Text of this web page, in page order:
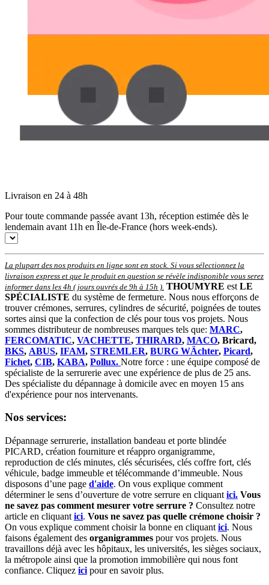
Livraison en 24 à 48h
Pour toute commande passée avant 13h, réception estimée dès le
lendemain avant 11h en Île-de-France (hors week-ends).
La plupart des nos produits en ligne sont en stock. Si vous sélectionnez la
livraison express et que le produit en question se révèle indisponible vous serez
informer dans les 4h ( jours ouvrés de 9h à 15h ) THOUMYRE est LE
SPÉCIALISTE du système de fermeture. Nous nous efforçons de
trouver crémones, serrures, cylindres de sécurité, poignées de toutes
sortes ainsi que la confection de clés pour tous vos projets. Nous
sommes distributeur de nombreuses marques tels que: MARC,
FERCOMATIC, VACHETTE, THIRARD, MACO, Bricard,
BKS, ABUS, IFAM, STREMLER, BURG WÄchter, Picard,
Fichet, CIB, KABA, Pollux. Notre force : une équipe composé de
spécialiste de la serrurerie avec une expérience de plus de 25 ans.
Des spécialiste du dépannage à domicile avec en moyen 15 ans
d'expérience pour nos intervenants.
Nos services:
Dépannage serrurerie, installation bandeau et porte blindée
PICARD, création fourniture et réappro organigramme,
reproduction de clés minutes, clés sécurisées, clés coffre fort, clés
véhicule, badge immeuble et télécommande d’immeuble. Nous
disposons d’une page d'aide. On vous explique comment
déterminer le sens d’ouverture de votre serrure en cliquant ici. Vous
ne savez pas comment mesurer votre serrure ? Consultez notre
article en cliquant ici. Vous ne savez pas quelle crémone choisir ?
On vous explique comment choisir la bonne en cliquant ici. Nous
faisons également des organigrammes pour vos projets. Nous
travaillons déjà avec les hôpitaux, les universités, les sièges sociaux,
la métropole ainsi que la promotion immobilière qui nous font
confiance. Cliquez ici pour en savoir plus.